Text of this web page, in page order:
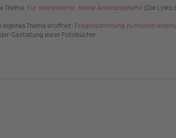
Thema: Für Interessierte: Meine Anleitungshefte (Die Links
eigenes Thema eröffnet: Fragensammlung zu meinen
Gestaltung eurer Fotobücher.